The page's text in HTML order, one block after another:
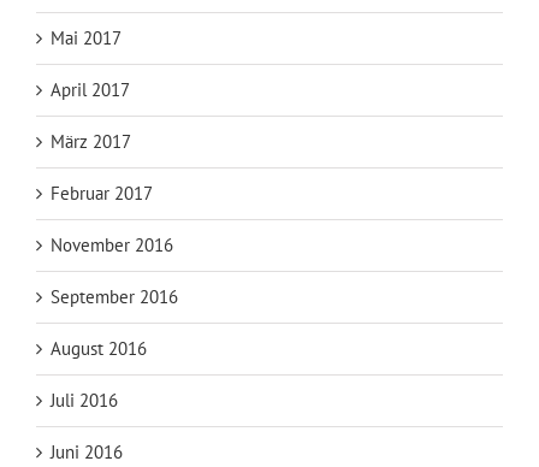
Mai 2017
April 2017
März 2017
Februar 2017
November 2016
September 2016
August 2016
Juli 2016
Juni 2016